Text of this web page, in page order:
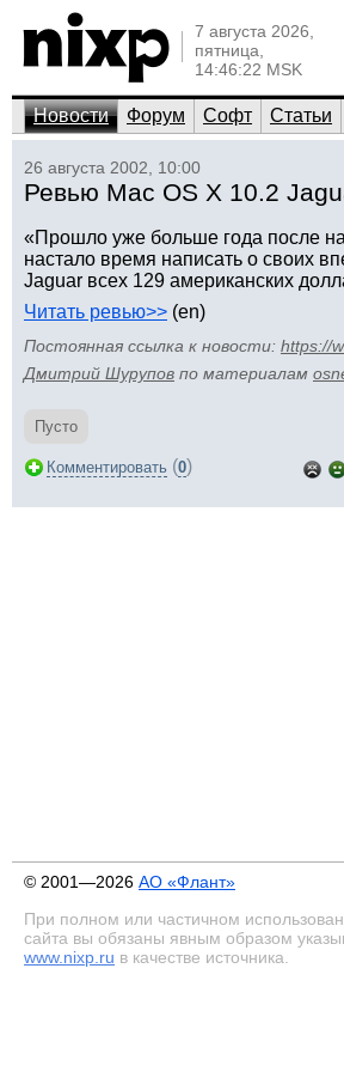
7 августа 2026,
пятница,
14:46:22 MSK
Новости Форум Софт Статьи
26 августа 2002, 10:00
Ревью Mac OS X 10.2
«Прошло уже больше года после
настало время написать о своих
Jaguar всех 129 американских
Читать ревью>> (en)
Постоянная ссылка к новости: https://
Дмитрий Шурупов по материалам
Пусто
Комментировать (0)
© 2001—2026 АО «Флант»
При полном или частичном
сайта вы обязаны явным образом
www.nixp.ru в качестве источника.